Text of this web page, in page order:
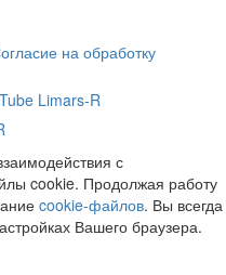
на обработку
с
cookie. Продолжая работу
cookie-файлов. Вы всегда
Вашего браузера.